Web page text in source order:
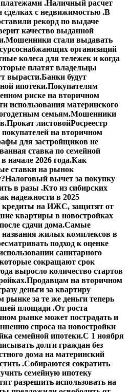
.Наличный расчет
сделках с недвижимостью .В
рекорд по выдаче
качество выданной
Мошенники стали выдавать
организаций
колеса для тележек и когда
платят владельцы
вырасти.Банки будут
ипотеки.Покупателям
риске на вторичном
использования материнского
семьям.Мошенники
Прокат листовойРосреестр
на вторичном
для застройщиков не
ставка по семейной
начале 2026 года.Как
ставки на рынок
Налоговый вычет за покупку
в разы .Кто из сибирских
надежности в 2025
на ИЖС, защитят от
квартиры в новостройках
сдачи дома.Самые
жилых комплексов в
подход к оценке
санитарного
сокращают срок
выросло количество стартов
Продавцам на вторичном
деньги за квартиру
за те же деньги теперь
площади .От роста
рынке может пострадать и
спроса на новостройки
семейной ипотеки.С 1 ноября
долги граждан без
дома на материнский
.Собираются сократить
семейную ипотеку
разрешить использовать на